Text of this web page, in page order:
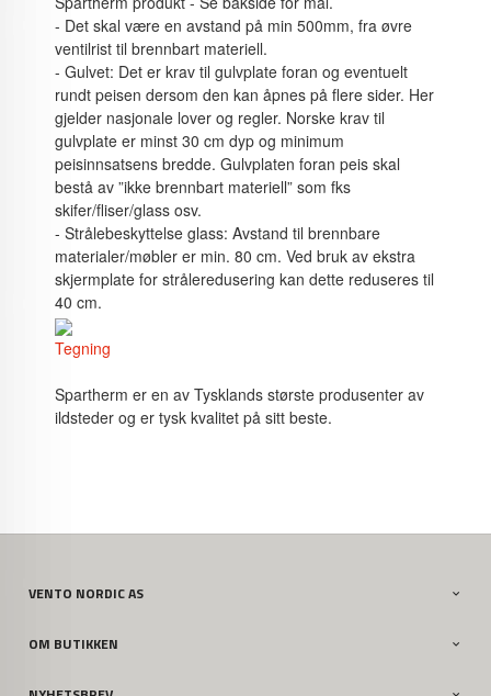
- Det skal være en avstand på min 500mm, fra øvre
ventilrist til brennbart materiell.
- Gulvet: Det er krav til gulvplate foran og eventuelt
rundt peisen dersom den kan åpnes på flere sider. Her
gjelder nasjonale lover og regler. Norske krav til
gulvplate er minst 30 cm dyp og minimum
peisinnsatsens bredde. Gulvplaten foran peis skal
bestå av ”ikke brennbart materiell” som fks
skifer/fliser/glass osv.
- Strålebeskyttelse glass: Avstand til brennbare
materialer/møbler er min. 80 cm. Ved bruk av ekstra
skjermplate for stråleredusering kan dette reduseres til
40 cm.
Tegning
Spartherm er en av Tysklands største produsenter av
ildsteder og er tysk kvalitet på sitt beste.
VENTO NORDIC AS
OM BUTIKKEN